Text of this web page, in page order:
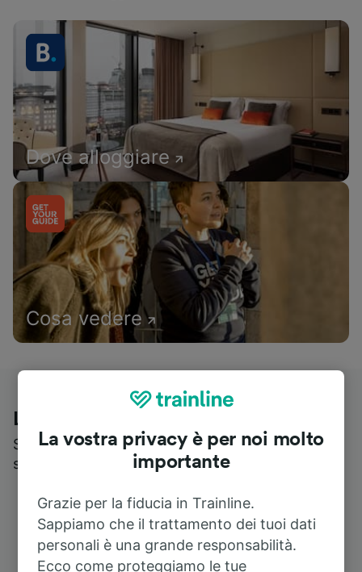
Dove alloggiare
Cosa vedere
Le recensioni dei nostri viaggiatori
Scopri cosa pensa realmente chi utilizza i nostri
servizi
La vostra privacy è per noi molto
importante
Grazie per la fiducia in Trainline.
Sappiamo che il trattamento dei tuoi dati
personali è una grande responsabilità.
Ecco come proteggiamo le tue